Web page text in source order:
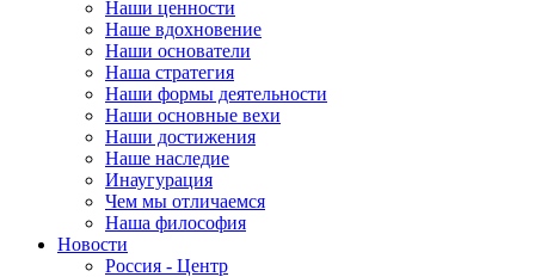
Наши ценности
Наше вдохновение
Наши основатели
Наша стратегия
Наши формы деятельности
Наши основные вехи
Наши достижения
Наше наследие
Инаугурация
Чем мы отличаемся
Наша философия
Новости
Россия - Центр